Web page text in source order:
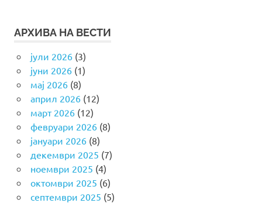
АРХИВА НА ВЕСТИ
јули 2026(3)
јуни 2026(1)
мај 2026(8)
април 2026(12)
март 2026(12)
февруари 2026(8)
јануари 2026(8)
декември 2025 (7)
ноември 2025 (4)
октомври 2025 (6)
септември 2025 (5)